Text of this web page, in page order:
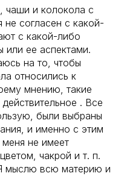
чаши и колокола с
не согласен с какой-
с какой-либо
или ее аспектами.
на то, чтобы
относились к
мнению, такие
. Все
были выбраны
и именно с этим
не имеет
чакрой и т. п.
мыслю всю материю и